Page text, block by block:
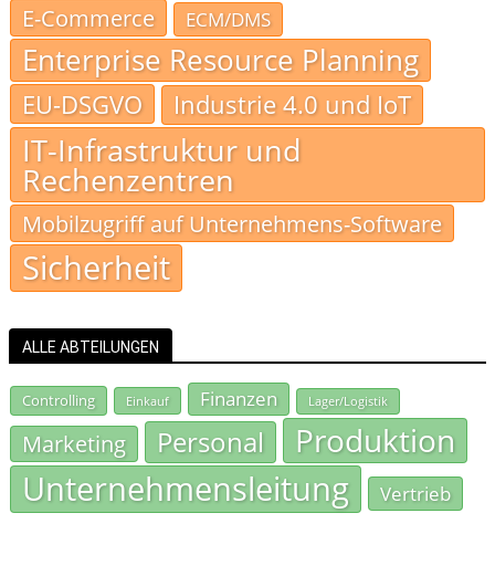
E-Commerce
ECM/DMS
Enterprise Resource Planning
EU-DSGVO Industrie 4.0 und IoT
IT-Infrastruktur und
Rechenzentren
Mobilzugriff auf Unternehmens-Software
Sicherheit
ALLE ABTEILUNGEN
Controlling Einkauf Finanzen Lager/Logistik
Marketing Personal Produktion
Unternehmensleitung Vertrieb